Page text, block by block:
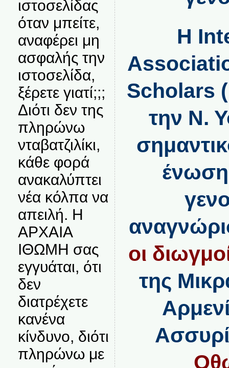
ιστοσελίδας
όταν μπείτε,
αναφέρει μη
ασφαλής την
ιστοσελίδα,
ξέρετε γιατί;;;
Διότι δεν της
πληρώνω
νταβατζιλίκι,
κάθε φορά
ανακαλύπτει
νέα κόλπα να
απειλή. Η
ΑΡΧΑΙΑ
ΙΘΩΜΗ σας
εγγυάται, ότι
δεν
διατρέχετε
κανένα
κίνδυνο, διότι
πληρώνω με
Η
Scholars
την Ν.
ένωση
οι
της